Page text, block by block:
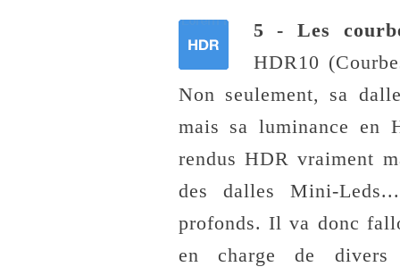
5 - Les
HDR10
Non seulement, sa
mais sa luminance en
rendus HDR vraiment
des dalles Mini-
profonds. Il va donc
en charge de divers